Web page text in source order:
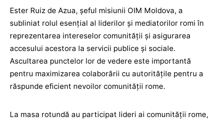
Ester Ruiz de Azua, șeful misiunii OIM Moldova, a
subliniat rolul esențial al liderilor și mediatorilor romi în
reprezentarea intereselor comunității și asigurarea
accesului acestora la servicii publice și sociale.
Ascultarea punctelor lor de vedere este importantă
pentru maximizarea colaborării cu autoritățile pentru a
răspunde eficient nevoilor comunității rome.
La masa rotundă au participat lideri ai comunității rome,